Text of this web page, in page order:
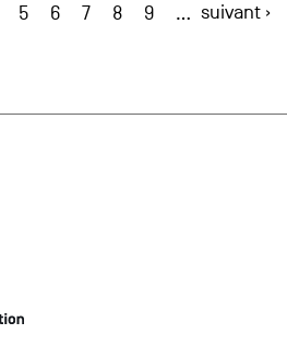
5 6 7 8 9 … suivant ›